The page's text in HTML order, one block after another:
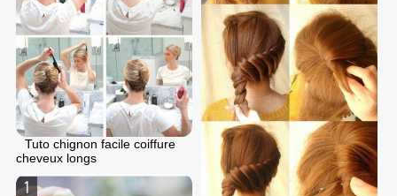
Tuto chignon facile coiffure
cheveux longs